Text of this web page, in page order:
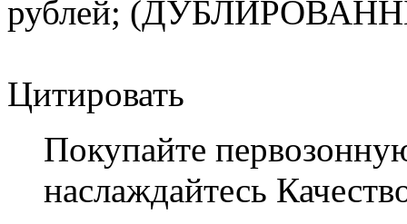
рублей;
Цитировать
Покупайте
наслаждайтесь